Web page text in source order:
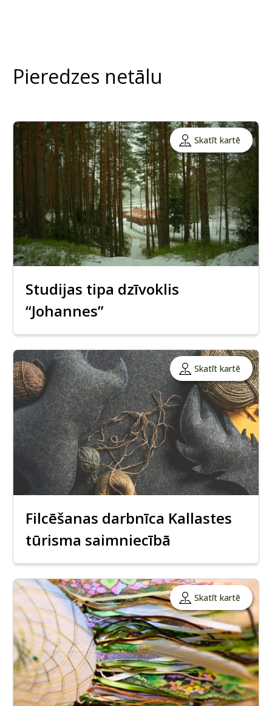
Pieredzes netālu
Skatīt kartē
Studijas tipa dzīvoklis
“Johannes”
Skatīt kartē
Filcēšanas darbnīca Kallastes
tūrisma saimniecībā
Skatīt kartē